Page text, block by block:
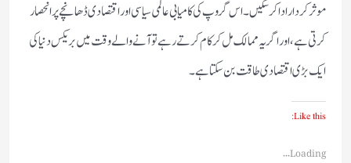
موثر کردار ادا کر سکیں۔ اس گروپ کی کامیابی عالمی سیاسی اور اقتصادی ڈھانچے پر انحصار
کرتی ہے، اور اگر یہ ممالک مل کر کام کرتے رہے تو آنے والے وقت میں بریکس دنیا کی
ایک بڑی اقتصادی طاقت بن سکتا ہے۔
Like this:
Loading...